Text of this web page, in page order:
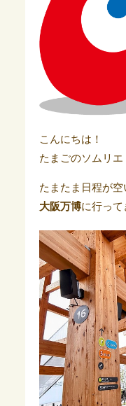
こんにちは！
たまごのソムリエ
たまたま日程が空
大阪万博に行って